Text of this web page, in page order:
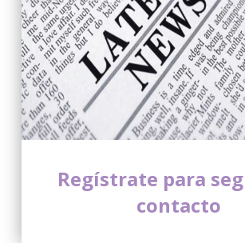
Regístrate para
contacto